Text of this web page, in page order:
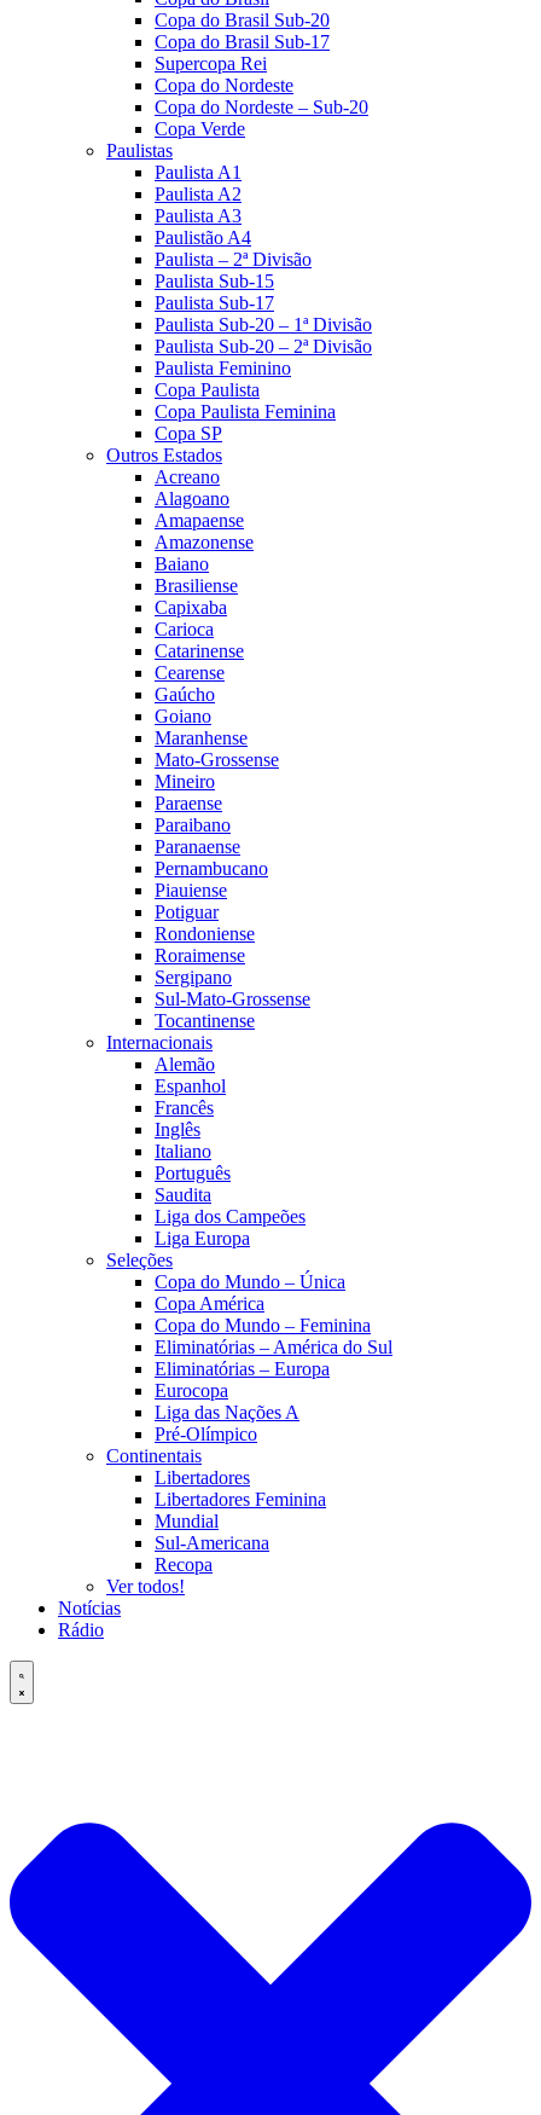
Copa do Brasil Sub-20
Copa do Brasil Sub-17
Supercopa Rei
Copa do Nordeste
Copa do Nordeste – Sub-20
Copa Verde
Paulistas
Paulista A1
Paulista A2
Paulista A3
Paulistão A4
Paulista – 2ª Divisão
Paulista Sub-15
Paulista Sub-17
Paulista Sub-20 – 1ª Divisão
Paulista Sub-20 – 2ª Divisão
Paulista Feminino
Copa Paulista
Copa Paulista Feminina
Copa SP
Outros Estados
Acreano
Alagoano
Amapaense
Amazonense
Baiano
Brasiliense
Capixaba
Carioca
Catarinense
Cearense
Gaúcho
Goiano
Maranhense
Mato-Grossense
Mineiro
Paraense
Paraibano
Paranaense
Pernambucano
Piauiense
Potiguar
Rondoniense
Roraimense
Sergipano
Sul-Mato-Grossense
Tocantinense
Internacionais
Alemão
Espanhol
Francês
Inglês
Italiano
Português
Saudita
Liga dos Campeões
Liga Europa
Seleções
Copa do Mundo – Única
Copa América
Copa do Mundo – Feminina
Eliminatórias – América do Sul
Eliminatórias – Europa
Eurocopa
Liga das Nações A
Pré-Olímpico
Continentais
Libertadores
Libertadores Feminina
Mundial
Sul-Americana
Recopa
Ver todos!
Notícias
Rádio